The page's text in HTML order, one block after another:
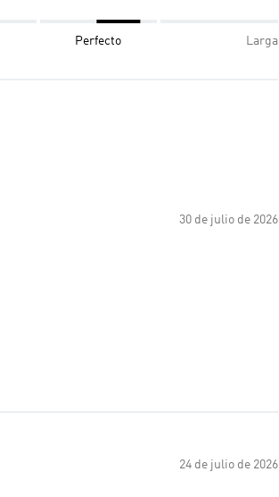
Perfecto Larga
30 de julio de 2026
24 de julio de 2026